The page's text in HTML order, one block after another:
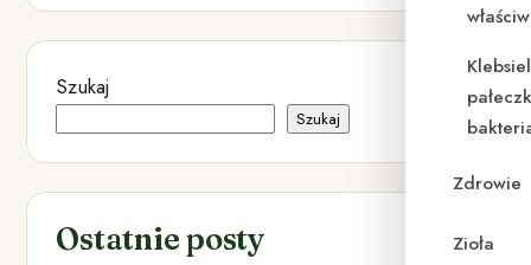
Zdrowie
Zioła
Szukaj
Szukaj
Ostatnie posty